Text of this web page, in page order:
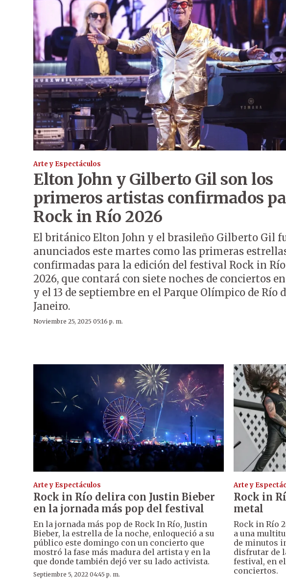
Arte y Espectáculos
Elton John y Gilberto Gil son los
primeros artistas confirmados
Rock in Río 2026
El británico Elton John y el brasileño Gilberto Gil
anunciados este martes como las primeras
confirmadas para la edición del festival Rock in
2026, que contará con siete noches de conciertos
y el 13 de septiembre en el Parque Olímpico de Río
Janeiro.
Noviembre 25, 2025 05:16 p. m.
Arte y Espectáculos
Rock in Río delira con Justin Bieber
en la jornada más pop del festival
En la jornada más pop de Rock In Río, Justin
Bieber, la estrella de la noche, enloqueció a su
público este domingo con un concierto que
mostró la fase más madura del artista y en la
que donde también dejó ver su lado activista.
Septiembre 5, 2022 04:45 p. m.
Arte y
Rock in
metal
Rock in Río
a una
de minutos
disfrutar de
festival, en
conciertos.